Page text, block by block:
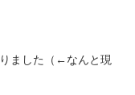
ました（←なんと現